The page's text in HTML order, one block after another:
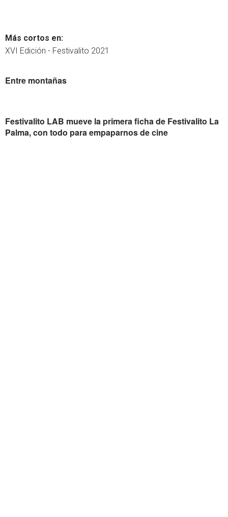
Más cortos en:
XVI Edición - Festivalito 2021
Entre montañas
Festivalito LAB mueve la primera ficha de Festivalito La
Palma, con todo para empaparnos de cine